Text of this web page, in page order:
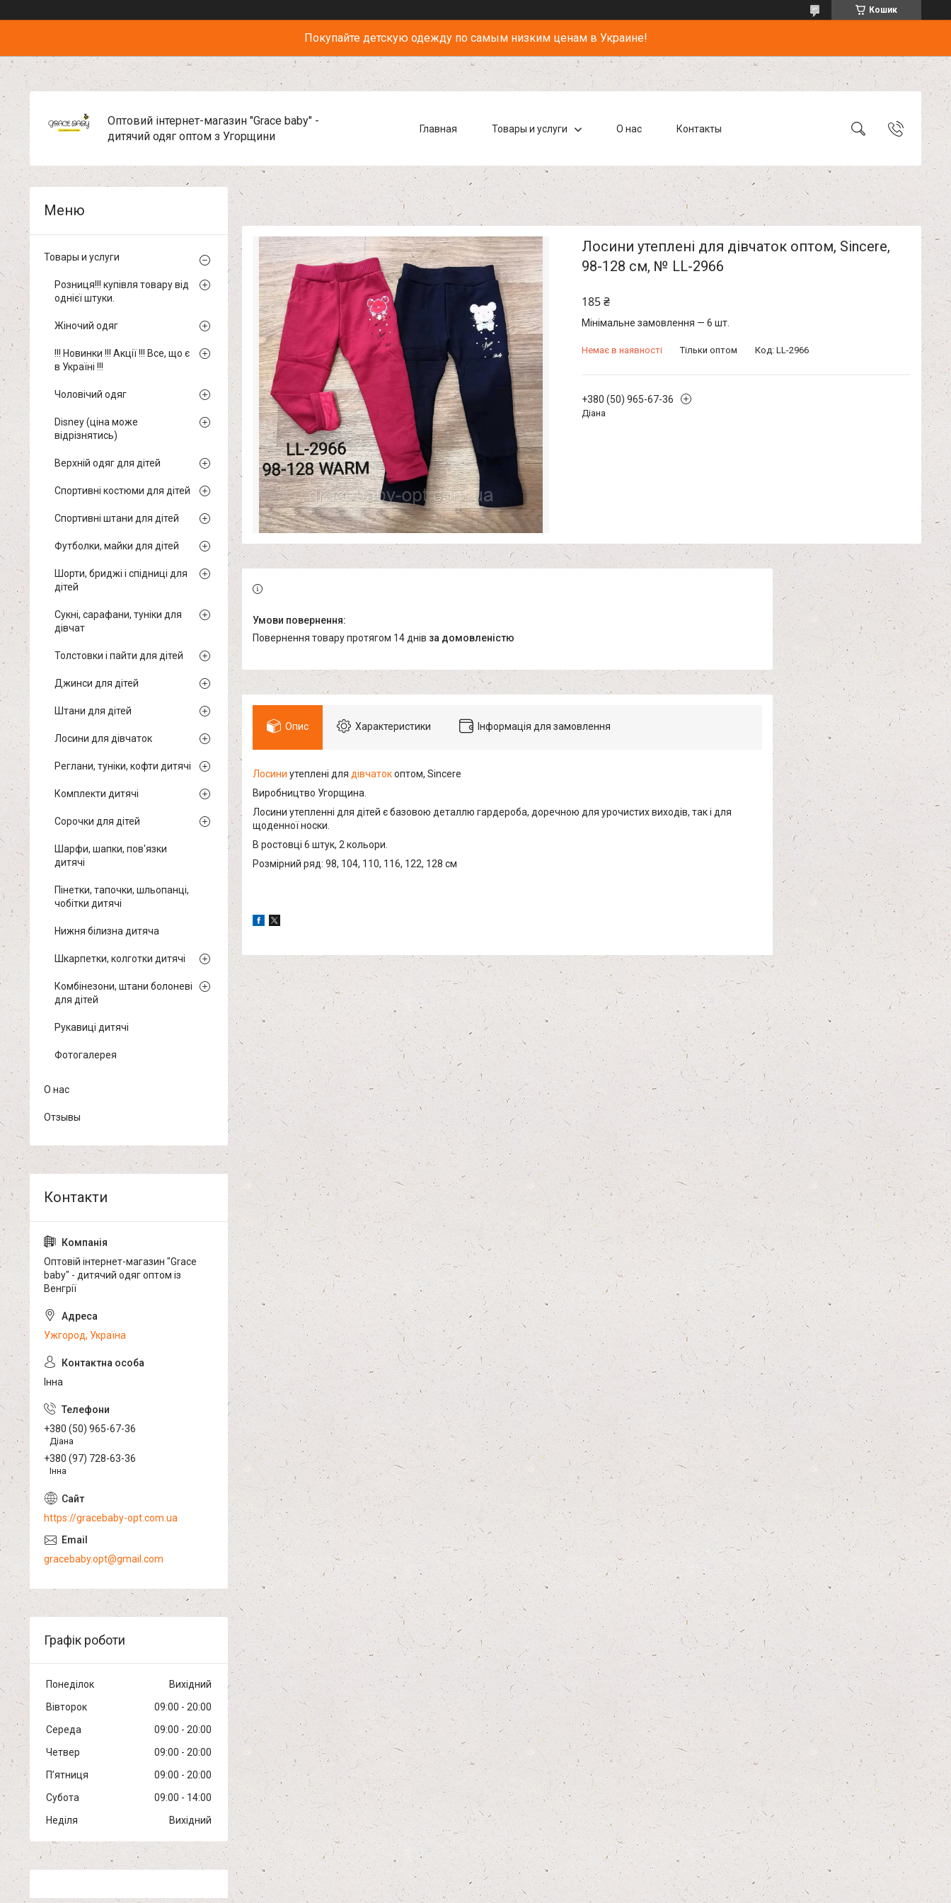
Кошик
Покупайте детскую одежду по самым низким ценам в Украине!
Оптовий інтернет-магазин "Grace baby" -
дитячий одяг оптом з Угорщини
Главная Товары и услуги О нас Контакты
Лосини утеплені для дівчаток оптом, Sincere,
98-128 см, № LL-2966
185 ₴
Мінімальне замовлення — 6 шт.
Немає в наявності Тільки оптом Код: LL-2966
+380 (50) 965-67-36
Діана
повернення товару протягом 14 днів за домовленістю
Опис Характеристики Інформація для замовлення
Лосини утеплені для дівчатокоптом, Sincere
Виробництво Угорщина.
Лосини утепленні для дітей є базовою деталлю гардероба, доречною для урочистих виходів, так і для
щоденної носки.
В ростовці 6 штук, 2 кольори.
Розмірний ряд: 98, 104, 110, 116, 122, 128 см
Товары и услуги
Розниця!!! купівля товару від
однієї штуки.
Жіночий одяг
!!! Новинки !!! Акції !!! Все, що є
в Україні !!!
Чоловічий одяг
Disney (ціна може
відрізнятись)
Верхній одяг для дітей
Спортивні костюми для дітей
Спортивні штани для дітей
Футболки, майки для дітей
Шорти, бриджі і спідниці для
дітей
Сукні, сарафани, туніки для
дівчат
Толстовки і пайти для дітей
Джинси для дітей
Штани для дітей
Лосини для дівчаток
Реглани, туніки, кофти дитячі
Комплекти дитячі
Сорочки для дітей
Шарфи, шапки, пов'язки
дитячі
Пінетки, тапочки, шльопанці,
чобітки дитячі
Нижня білизна дитяча
Шкарпетки, колготки дитячі
Комбінезони, штани болоневі
для дітей
Рукавиці дитячі
Фотогалерея
О нас
Отзывы
Оптовій інтернет-магазин "Grace
baby" - дитячий одяг оптом із
Венгрії
Ужгород, Україна
Інна
+380 (50) 965-67-36
Діана
+380 (97) 728-63-36
Інна
https://gracebaby-opt.com.ua
gracebaby.opt@gmail.com
Графік роботи
Понеділок
Вихідний
Вівторок
09:00
20:00
Середа
09:00
20:00
Четвер
09:00
20:00
Пʼятниця
09:00
20:00
Субота
09:00
14:00
Неділя
Вихідний